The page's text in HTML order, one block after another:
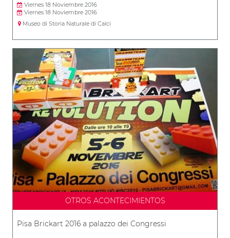
Viernes 18 Noviembre 2016
Viernes 18 Noviembre 2016
Museo di Storia Naturale di Calci
OTROS ACONTECIMIENTOS
Pisa Brickart 2016 a palazzo dei Congressi